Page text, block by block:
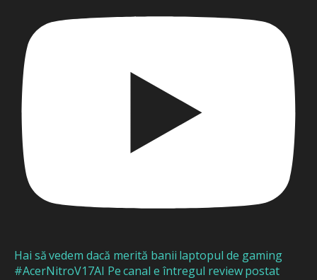
Hai să vedem dacă merită banii laptopul de gaming
#AcerNitroV17AI Pe canal e întregul review postat